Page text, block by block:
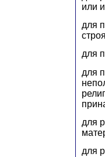
или
для
для
для
для
для